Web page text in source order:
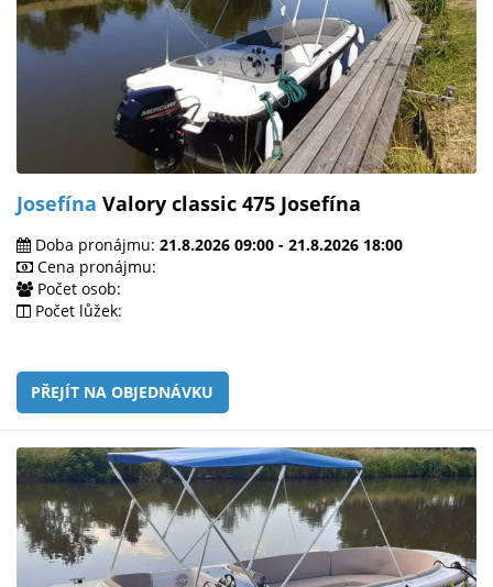
Josefína Valory classic 475 Josefína
Doba pronájmu: 21.8.2026 09:00 - 21.8.2026 18:00
Cena pronájmu:
Počet osob:
Počet lůžek:
PŘEJÍT NA OBJEDNÁVKU